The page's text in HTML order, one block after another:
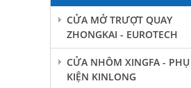
CỬA MỞ TRƯỢT QUAY
ZHONGKAI - EUROTECH
CỬA NHÔM XINGFA - PHỤ
KIỆN KINLONG